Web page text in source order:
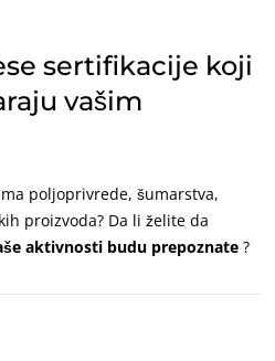
sertifikacije koji
vašim
poljoprivrede, šumarstva,
proizvoda? Da li želite da
aktivnosti budu prepoznate ?